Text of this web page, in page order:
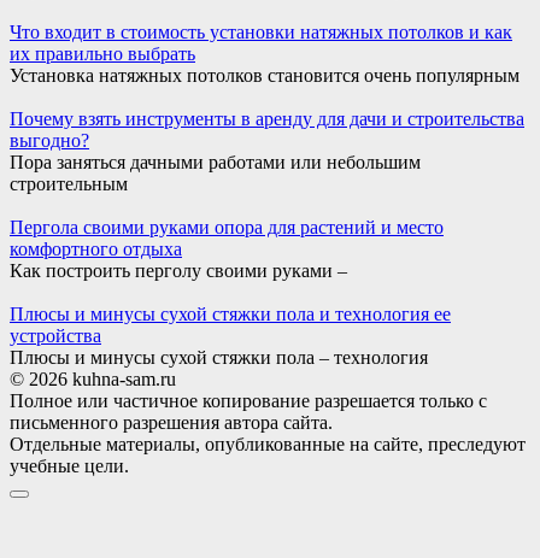
Что входит в стоимость установки натяжных потолков и как
их правильно выбрать
Установка натяжных потолков становится очень популярным
Почему взять инструменты в аренду для дачи и строительства
выгодно?
Пора заняться дачными работами или небольшим
строительным
Пергола своими руками опора для растений и место
комфортного отдыха
Как построить перголу своими руками –
Плюсы и минусы сухой стяжки пола и технология ее
устройства
Плюсы и минусы сухой стяжки пола – технология
© 2026 kuhna-sam.ru
Полное или частичное копирование разрешается только с
письменного разрешения автора сайта.
Отдельные материалы, опубликованные на сайте, преследуют
учебные цели.